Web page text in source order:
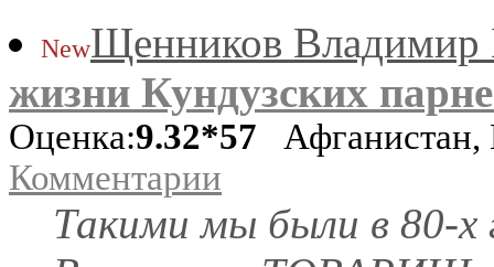
NewЩенников Владимир
жизни Кундузских
Оценка:9.32*57
Комментарии
Такими мы были в 80-х